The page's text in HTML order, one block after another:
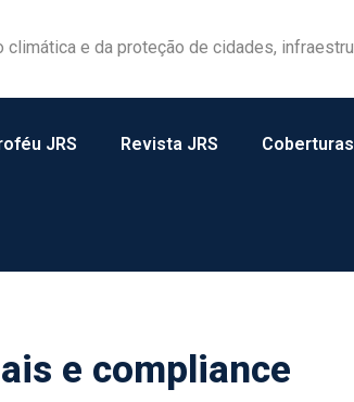
na gestão de riscos no campo
JRS Revista JRS Coberturas
e compliance